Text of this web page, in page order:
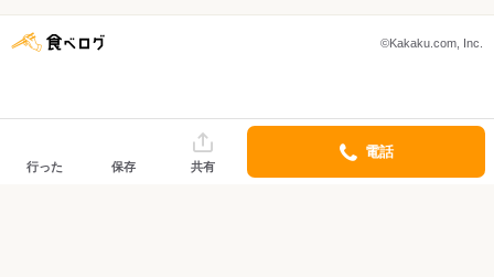
©Kakaku.com, Inc.
行った 保存 共有
電話